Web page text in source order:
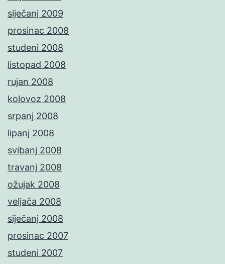
siječanj 2009
prosinac 2008
studeni 2008
listopad 2008
rujan 2008
kolovoz 2008
srpanj 2008
lipanj 2008
svibanj 2008
travanj 2008
ožujak 2008
veljača 2008
siječanj 2008
prosinac 2007
studeni 2007